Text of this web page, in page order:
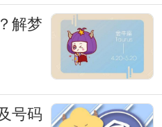
解梦
号码